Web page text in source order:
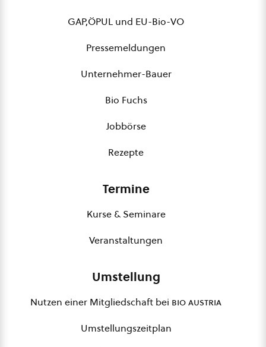
GAP,ÖPUL und EU-Bio-VO
Pressemeldungen
Unternehmer-Bauer
Bio Fuchs
Jobbörse
Rezepte
Termine
Kurse & Seminare
Veranstaltungen
Umstellung
Nutzen einer Mitgliedschaft bei bio austria
Umstellungszeitplan